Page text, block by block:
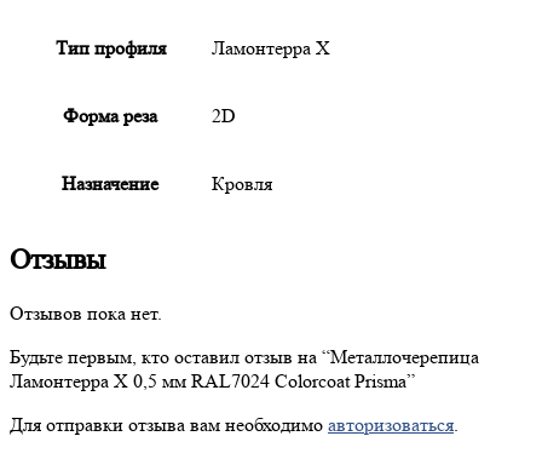
Тип профиля Ламонтерра X
Форма реза 2D
Назначение Кровля
Отзывы
Отзывов пока нет.
Будьте первым, кто оставил отзыв на “Металлочерепица
Ламонтерра X 0,5 мм RAL7024 Colorcoat Prisma”
Для отправки отзыва вам необходимо авторизоваться